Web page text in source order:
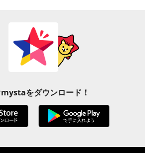
をダウンロード！